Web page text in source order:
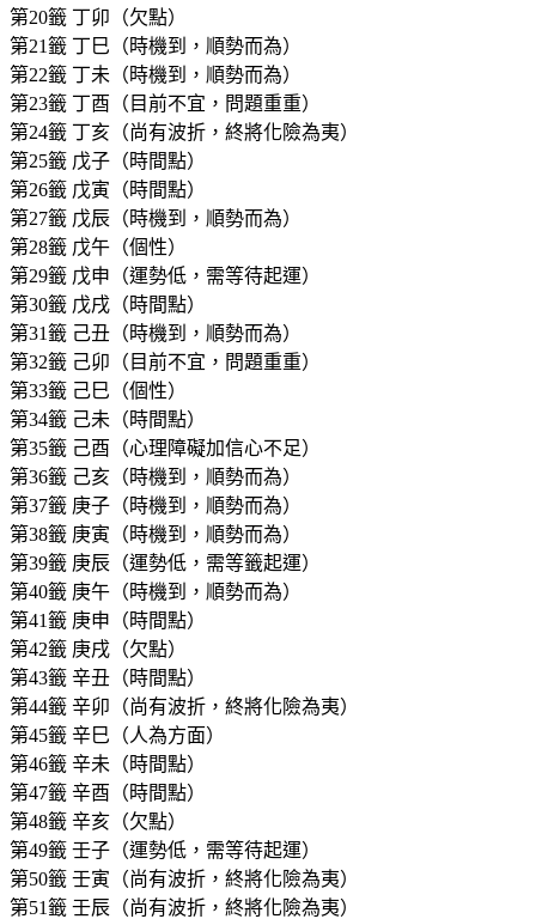
第20籤 丁卯（欠點）
第21籤 丁巳（時機到，順勢而為）
第22籤 丁未（時機到，順勢而為）
第23籤 丁酉（目前不宜，問題重重）
第24籤 丁亥（尚有波折，終將化險為夷）
第25籤 戊子（時間點）
第26籤 戊寅（時間點）
第27籤 戊辰（時機到，順勢而為）
第28籤 戊午（個性）
第29籤 戊申（運勢低，需等待起運）
第30籤 戊戌（時間點）
第31籤 己丑（時機到，順勢而為）
第32籤 己卯（目前不宜，問題重重）
第33籤 己巳（個性）
第34籤 己未（時間點）
第35籤 己酉（心理障礙加信心不足）
第36籤 己亥（時機到，順勢而為）
第37籤 庚子（時機到，順勢而為）
第38籤 庚寅（時機到，順勢而為）
第39籤 庚辰（運勢低，需等籤起運）
第40籤 庚午（時機到，順勢而為）
第41籤 庚申（時間點）
第42籤 庚戌（欠點）
第43籤 辛丑（時間點）
第44籤 辛卯（尚有波折，終將化險為夷）
第45籤 辛巳（人為方面）
第46籤 辛未（時間點）
第47籤 辛酉（時間點）
第48籤 辛亥（欠點）
第49籤 壬子（運勢低，需等待起運）
第50籤 壬寅（尚有波折，終將化險為夷）
第51籤 壬辰（尚有波折，終將化險為夷）